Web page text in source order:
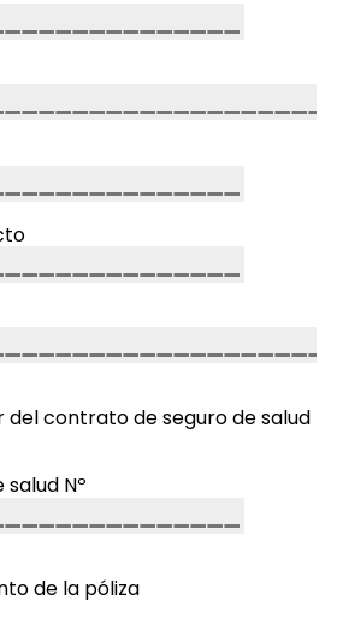
del contrato de seguro de salud
salud Nº
de la póliza